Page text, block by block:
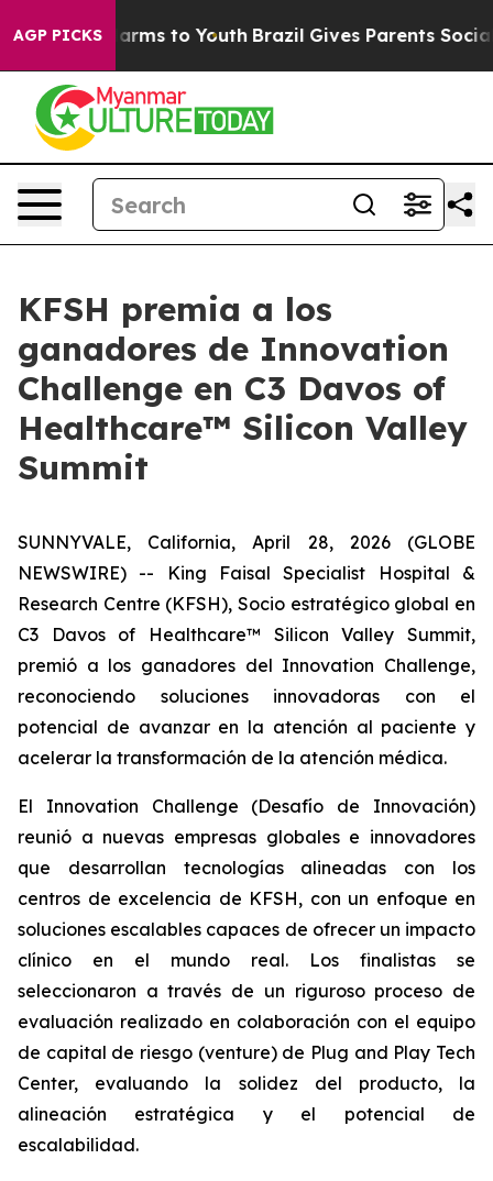
AGP PICKS
Abate Harms to Youth Brazil Gives Parents Social
KFSH premia a los
ganadores de Innovation
Challenge en C3 Davos of
Healthcare™ Silicon Valley
Summit
SUNNYVALE, California, April 28, 2026 (GLOBE
NEWSWIRE) -- King Faisal Specialist Hospital &
Research Centre (KFSH), Socio estratégico global en
C3 Davos of Healthcare™ Silicon Valley Summit,
premió a los ganadores del Innovation Challenge,
reconociendo soluciones innovadoras con el
potencial de avanzar en la atención al paciente y
acelerar la transformación de la atención médica.
El Innovation Challenge (Desafío de Innovación)
reunió a nuevas empresas globales e innovadores
que desarrollan tecnologías alineadas con los
centros de excelencia de KFSH, con un enfoque en
soluciones escalables capaces de ofrecer un impacto
clínico en el mundo real. Los finalistas se
seleccionaron a través de un riguroso proceso de
evaluación realizado en colaboración con el equipo
de capital de riesgo (venture) de Plug and Play Tech
Center, evaluando la solidez del producto, la
alineación estratégica y el potencial de
escalabilidad.